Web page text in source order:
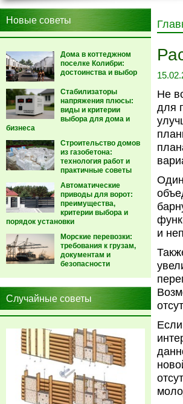
Новые советы
Дома в коттеджном
поселке Колибри:
достоинства и выбор
Стабилизаторы
напряжения плюсы:
виды и критерии
выбора для дома и
бизнеса
Строительство домов
из газобетона:
технология работ и
практичные советы
Автоматические
приводы для ворот:
преимущества,
критерии выбора и
порядок установки
Морские перевозки:
требования к грузам,
документам и
безопасности
Случайные советы
Не
для
и